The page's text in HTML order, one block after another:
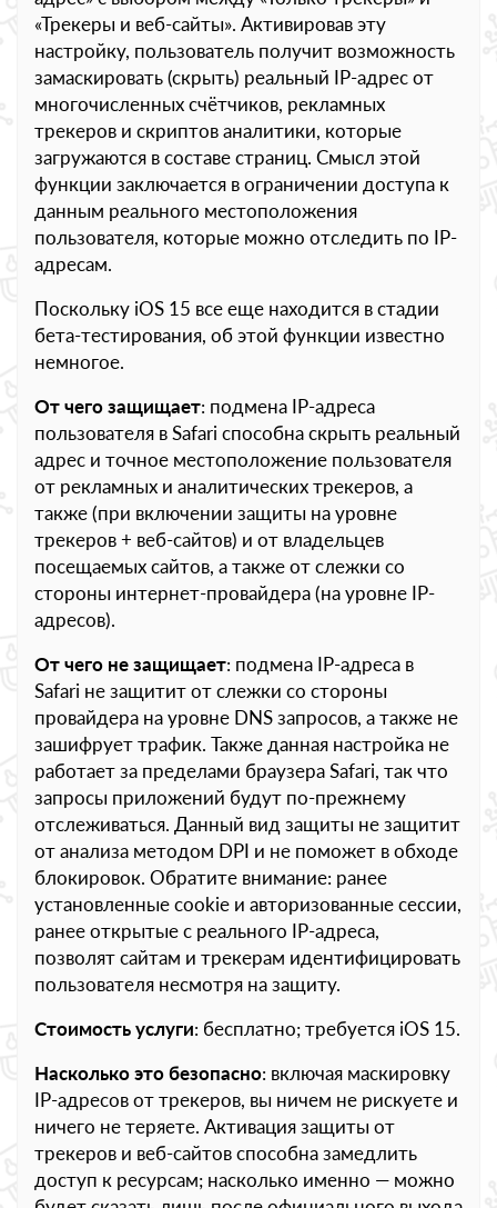
«Трекеры и веб-сайты». Активировав эту
настройку, пользователь получит возможность
замаскировать (скрыть) реальный IP-адрес от
многочисленных счётчиков, рекламных
трекеров и скриптов аналитики, которые
загружаются в составе страниц. Смысл этой
функции заключается в ограничении доступа к
данным реального местоположения
пользователя, которые можно отследить по IP-
адресам.
Поскольку iOS 15 все еще находится в стадии
бета-тестирования, об этой функции известно
немногое.
От чего защищает: подмена IP-адреса
пользователя в Safari способна скрыть реальный
адрес и точное местоположение пользователя
от рекламных и аналитических трекеров, а
также (при включении защиты на уровне
трекеров + веб-сайтов) и от владельцев
посещаемых сайтов, а также от слежки со
стороны интернет-провайдера (на уровне IP-
адресов).
От чего не защищает: подмена IP-адреса в
Safari не защитит от слежки со стороны
провайдера на уровне DNS запросов, а также не
зашифрует трафик. Также данная настройка не
работает за пределами браузера Safari, так что
запросы приложений будут по-прежнему
отслеживаться. Данный вид защиты не защитит
от анализа методом DPI и не поможет в обходе
блокировок. Обратите внимание: ранее
установленные cookie и авторизованные сессии,
ранее открытые с реального IP-адреса,
позволят сайтам и трекерам идентифицировать
пользователя несмотря на защиту.
Стоимость услуги: бесплатно; требуется iOS 15.
Насколько это безопасно: включая маскировку
IP-адресов от трекеров, вы ничем не рискуете и
ничего не теряете. Активация защиты от
трекеров и веб-сайтов способна замедлить
доступ к ресурсам; насколько именно — можно